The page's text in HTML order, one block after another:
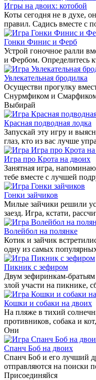
Игры на двоих: котобой
Коты сегодня не в духе,
правил. Садись вместе с
Гонки Финис и Ферб
Устрой гоночное ралли
и Фербом. Определитесь
Увлекательная бродилка
Осуществи прогулку
Снурмфиком и
Выбирай
Красная подводная лодка
Запускай эту игру и
глаз, кто из вас лучше
Игра про Крота на двоих
Занятная игра,
тебе вместе с лучшей
Гонки зайчиков
Милые зайчики решили
заезд. Игра, кстати,
Волейбол на полянке
Котик и зайчик
одну из самых
Пикник с зефиром
Двум зефиринкам-братьям
злой участи на пикнике,
Кошки и собаки на двоих
На пляже в тихий
противников, собака и
Они
Спанч Боб на двоих
Спанч Боб и его лучший
отправляются на поиски
Присоединяйся